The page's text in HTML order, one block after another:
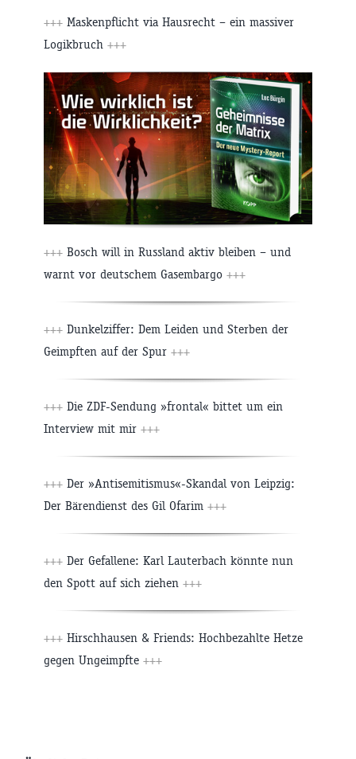
+++ Maskenpflicht via Hausrecht – ein massiver
Logikbruch +++
+++ Bosch will in Russland aktiv bleiben – und
warnt vor deutschem Gasembargo +++
+++ Dunkelziffer: Dem Leiden und Sterben der
Geimpften auf der Spur +++
+++ Die ZDF-Sendung »frontal« bittet um ein
Interview mit mir +++
+++ Der »Antisemitismus«-Skandal von Leipzig:
Der Bärendienst des Gil Ofarim +++
+++ Der Gefallene: Karl Lauterbach könnte nun
den Spott auf sich ziehen +++
+++ Hirschhausen & Friends: Hochbezahlte Hetze
gegen Ungeimpfte +++